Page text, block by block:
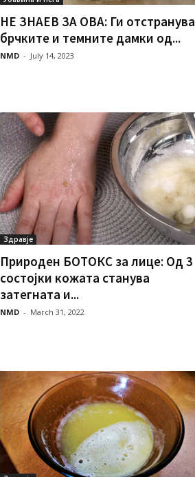
НЕ ЗНАЕВ ЗА ОВА: Ги отстранува
брчките и темните дамки од...
NMD - July 14, 2023
Здравје
Природен БОТОКC за лице: Од 3
состојки кожата станува
затегната и...
NMD - March 31, 2022